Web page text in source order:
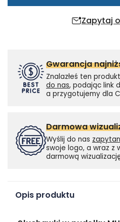
Zapytaj
Gwarancja
Znalazłeś ten
do nas, podając link
a przygotujemy dla
Darmowa
Wyślij do nas
swoje logo, a wraz z
darmową
Opis produktu